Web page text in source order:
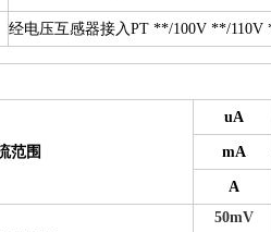
经电压互感器接入PT **/100V **/110V
范围
uA
mA
A
50mV